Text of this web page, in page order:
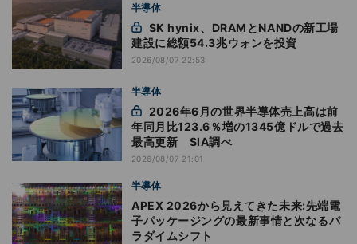
半導体
建設に総額54.3兆ウォンを投資
2026/08/07 22:53
半導体
年同月比123.6％増の1345億ドルで過去
最高更新 SIA調べ
2026/08/07 21:01
半導体
APEX 2026から見えてきた未来:先端電
子パッケージングの最新事情と次なるパ
ラダイムシフト